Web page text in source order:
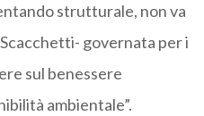
strutturale, non va
governata per i
sul benessere
ambientale”.